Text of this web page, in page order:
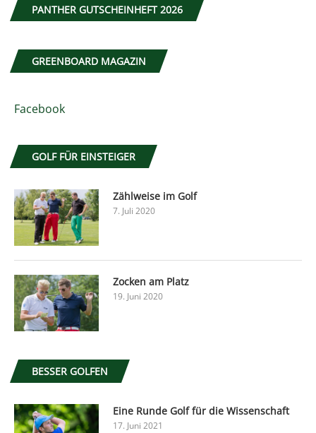
PANTHER GUTSCHEINHEFT 2026
GREENBOARD MAGAZIN
Facebook
GOLF FÜR EINSTEIGER
Zählweise im Golf
7. Juli 2020
Zocken am Platz
19. Juni 2020
BESSER GOLFEN
Eine Runde Golf für die Wissenschaft
17. Juni 2021